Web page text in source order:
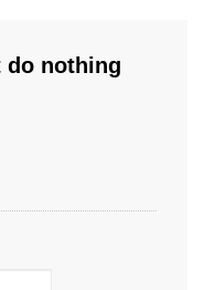
do nothing